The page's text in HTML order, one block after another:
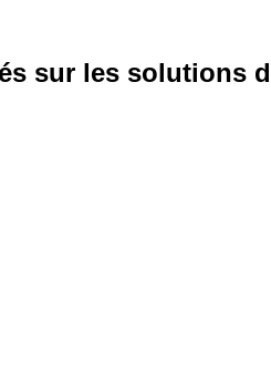
sur les solutions